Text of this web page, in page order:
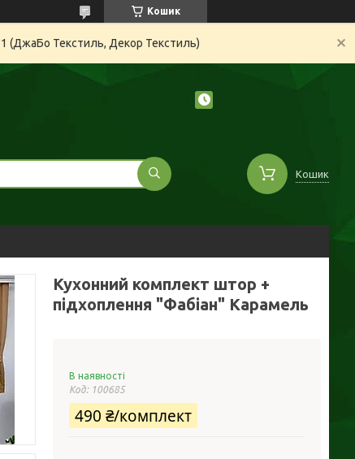
Кошик
(ДжаБо Текстиль, Декор Текстиль)
Кошик
Кухонний комплект штор +
підхоплення "Фабіан" Карамель
В наявності
Код: 100685
490 ₴/комплект